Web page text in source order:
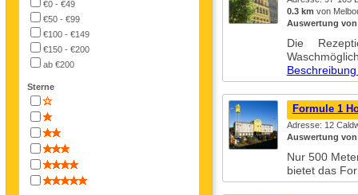
€0 - €49
€50 - €99
€100 - €149
€150 - €200
ab €200
Sterne
0.3 km von
Auswertung
Die
Formule 1
Adresse: 12
Auswertung
Nur 500
bietet das